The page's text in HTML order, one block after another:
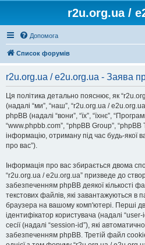
r2u.org.ua /
Допомога
Список форумів
r2u.org.ua / e2u.org.ua - Заява
Ця політика детально пояснює, як
(надалі “ми”, “наш”, “r2u.org.ua /
phpBB (надалі “вони”, “їх”, “їхнє”,
“www.phpbb.com”, “phpBB Group”, “phpBB
інформацію, отриману під час будь-якої
про вас”).
Інформація про вас збирається двома
“r2u.org.ua / e2u.org.ua” призведе до
забезпеченням phpBB деякої кількості
текстових файлів, які завантажуються в
браузера на вашому комп'ютері. Перші
ідентифікатор користувача (надалі “user-
сесії (надалі “session-id”), які
забезпеченням phpBB. Третій файл